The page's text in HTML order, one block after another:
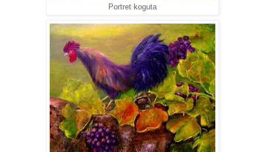
Portret koguta